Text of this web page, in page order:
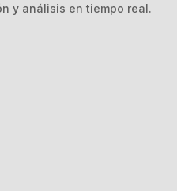
y análisis en tiempo real.